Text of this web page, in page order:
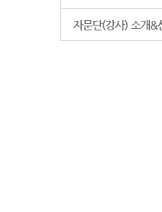
자문단(강사) 소개&